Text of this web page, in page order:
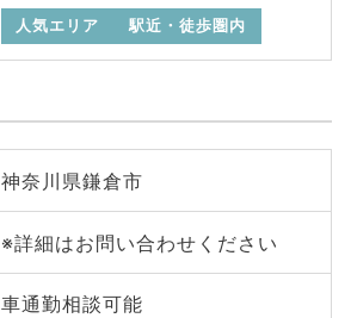
人気エリア 駅近・徒歩圏内
神奈川県鎌倉市
※詳細はお問い合わせください
車通勤相談可能